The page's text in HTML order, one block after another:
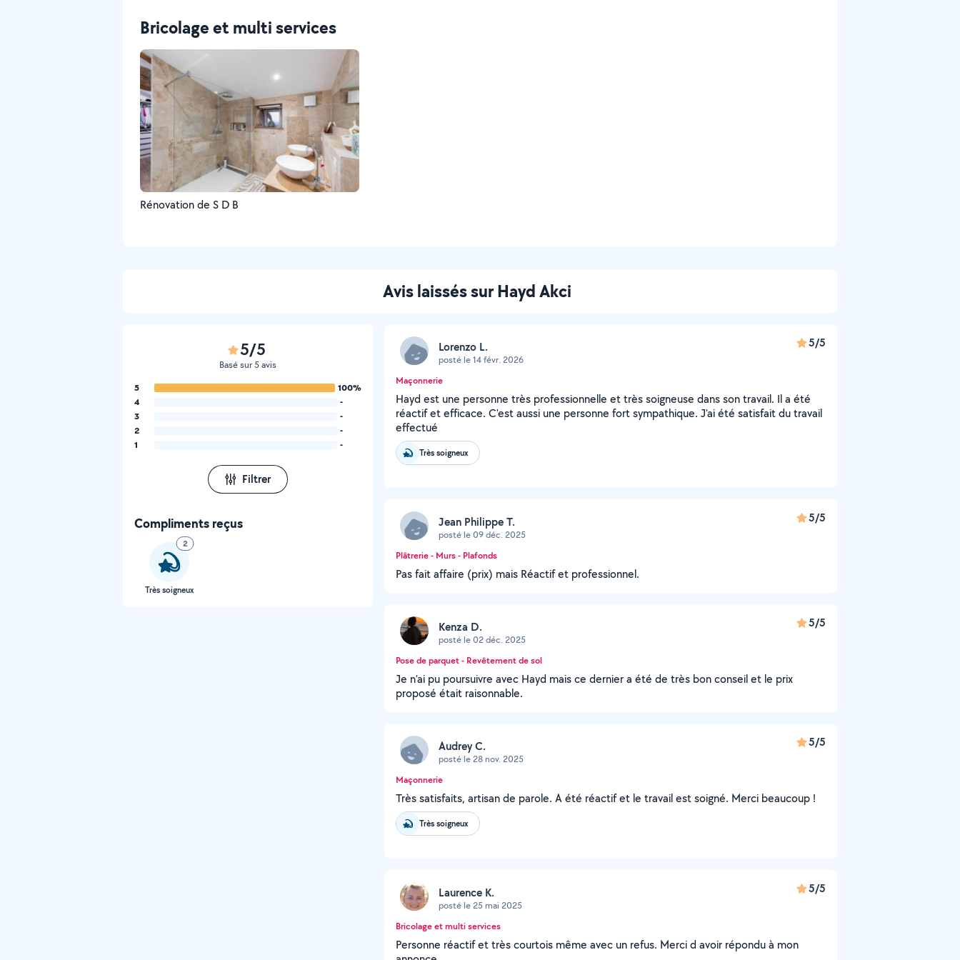
Bricolage et multi services
Rénovation de S D B
Avis laissés sur Hayd Akci
5/5
Basé sur 5 avis
5
100%
4
-
3
-
2
-
1
-
Filtrer
Compliments reçus
2
Très soigneux
Lorenzo L.
posté le 14 févr. 2026
5/5
Maçonnerie
Hayd est une personne très professionnelle et très soigneuse dans son travail. Il a été
réactif et efficace. C'est aussi une personne fort sympathique. J'ai été satisfait du travail
effectué
Très soigneux
Jean Philippe T.
posté le 09 déc. 2025
5/5
Plâtrerie - Murs - Plafonds
Pas fait affaire (prix) mais Réactif et professionnel.
Kenza D.
posté le 02 déc. 2025
5/5
Pose de parquet - Revêtement de sol
Je n’ai pu poursuivre avec Hayd mais ce dernier a été de très bon conseil et le prix
proposé était raisonnable.
Audrey C.
posté le 28 nov. 2025
5/5
Maçonnerie
Très satisfaits, artisan de parole. A été réactif et le travail est soigné. Merci beaucoup !
Très soigneux
Laurence K.
posté le 25 mai 2025
5/5
Bricolage et multi services
Personne réactif et très courtois même avec un refus. Merci d avoir répondu à mon